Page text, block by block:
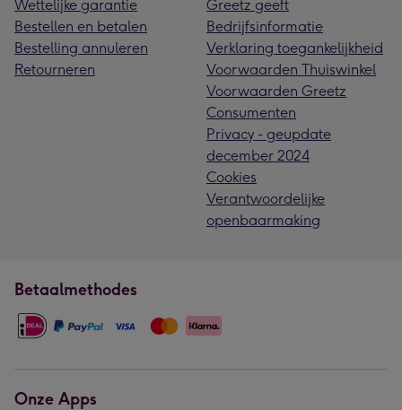
Wettelijke garantie
Bestellen en betalen
Bestelling annuleren
Retourneren
Greetz geeft
Bedrijfsinformatie
Verklaring toegankelijkheid
Voorwaarden Thuiswinkel
Voorwaarden Greetz
Consumenten
Privacy - geupdate
december 2024
Cookies
Verantwoordelijke
openbaarmaking
Betaalmethodes
Onze Apps